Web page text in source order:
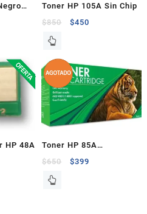
Toner HP 105A Sin Chip
$850 $450
HP 48A
Toner HP 85A
Compatible
$650 $399